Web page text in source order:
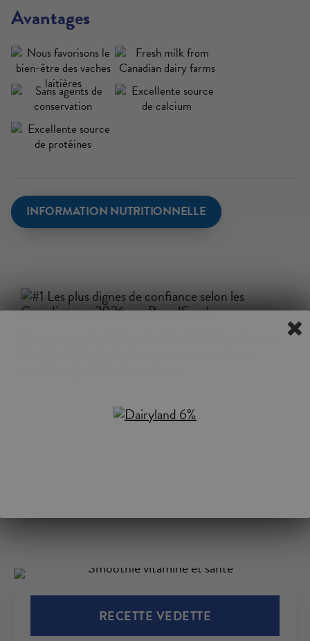
Avantages
INFORMATION NUTRITIONNELLE
RECETTE VEDETTE